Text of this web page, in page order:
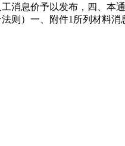
消息价予以发布，四、
则）一、附件1所列材料